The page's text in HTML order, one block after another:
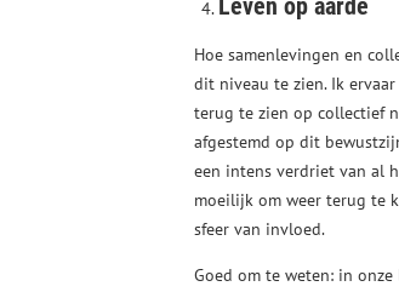
Leven op aarde
Hoe samenlevingen en
dit niveau te zien. Ik
terug te zien op collectief
afgestemd op dit
een intens verdriet van al
moeilijk om weer terug te
sfeer van invloed.
Goed om te weten: in onze